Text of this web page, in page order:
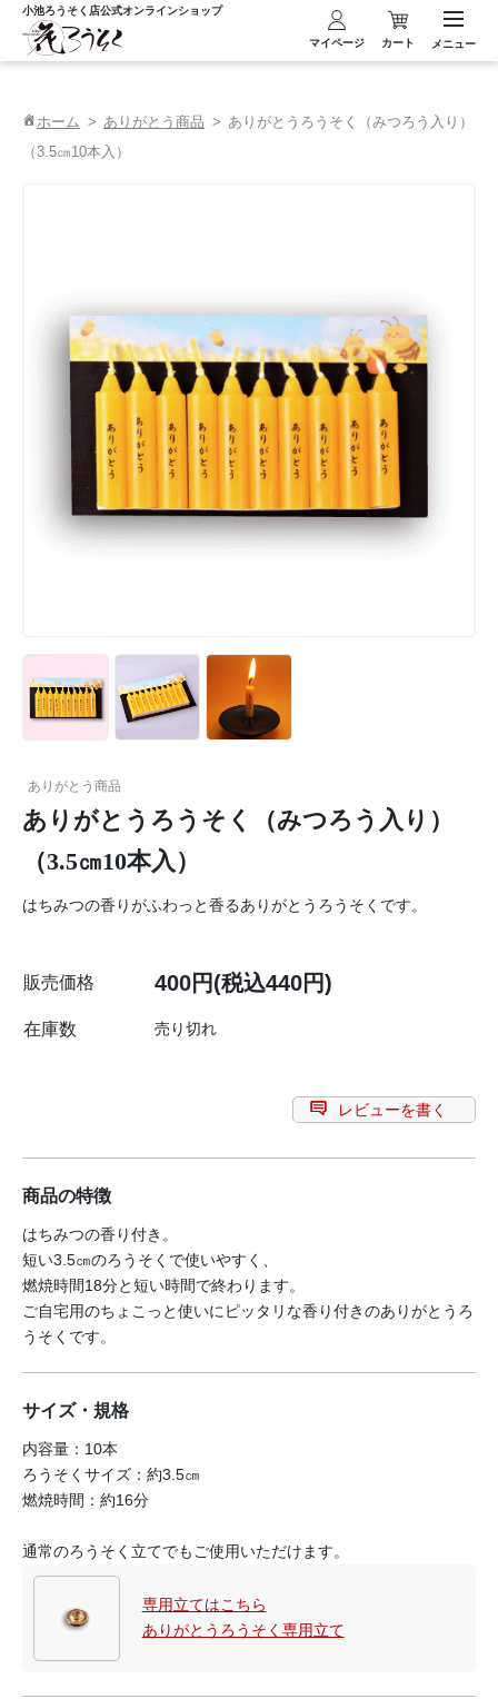
小池ろうそく店公式オンラインショップ
マイページ カート メニュー
ホーム ありがとう商品
ありがとうろうそく（みつろう入り）
（3.5㎝10本入）
ありがとう商品
ありがとうろうそく（みつろう入り）
（3.5㎝10本入）
はちみつの香りがふわっと香るありがとうろうそくです。
販売価格 400円(税込440円)
在庫数 売り切れ
レビューを書く
商品の特徴
はちみつの香り付き。
短い3.5㎝のろうそくで使いやすく、
燃焼時間18分と短い時間で終わります。
ご自宅用のちょこっと使いにピッタリな香り付きのありがとうろ
うそくです。
サイズ・規格
内容量：10本
ろうそくサイズ：約3.5㎝
燃焼時間：約16分
通常のろうそく立てでもご使用いただけます。
専用立てはこちら
ありがとうろうそく専用立て